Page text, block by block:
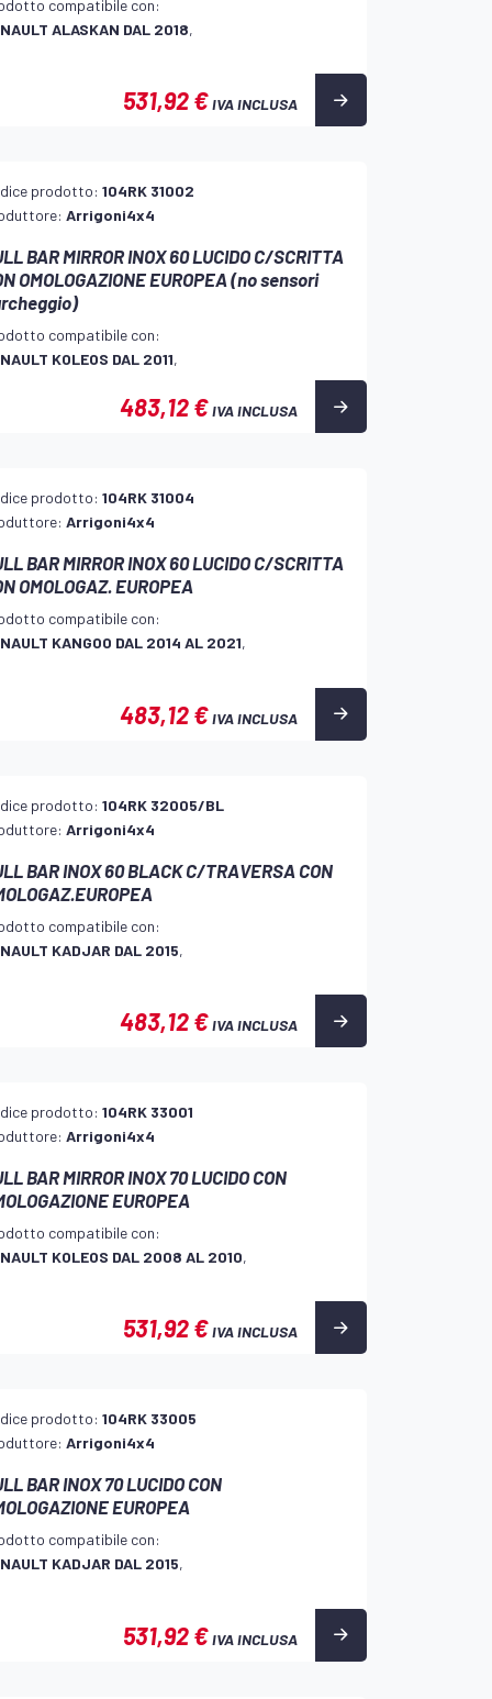
compatibile con:
ALASKAN DAL 2018,
531,92 €IVA INCLUSA
prodotto:104RK 31002
Arrigoni4x4
BAR MIRROR INOX 60 LUCIDO C/SCRITTA
OMOLOGAZIONE EUROPEA (no sensori
compatibile con:
KOLEOS DAL 2011,
483,12 €IVA INCLUSA
prodotto:104RK 31004
Arrigoni4x4
BAR MIRROR INOX 60 LUCIDO C/SCRITTA
OMOLOGAZ. EUROPEA
compatibile con:
KANGOO DAL 2014 AL 2021,
483,12 €IVA INCLUSA
prodotto:104RK 32005/BL
Arrigoni4x4
BAR INOX 60 BLACK C/TRAVERSA CON
compatibile con:
KADJAR DAL 2015,
483,12 €IVA INCLUSA
prodotto:104RK 33001
Arrigoni4x4
BAR MIRROR INOX 70 LUCIDO CON
EUROPEA
compatibile con:
KOLEOS DAL 2008 AL 2010,
531,92 €IVA INCLUSA
prodotto:104RK 33005
Arrigoni4x4
BAR INOX 70 LUCIDO CON
EUROPEA
compatibile con:
KADJAR DAL 2015,
531,92 €IVA INCLUSA